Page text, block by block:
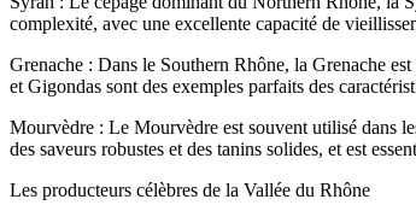
complexité, avec une excellente capacité de
Grenache : Dans le Southern Rhône, la Grenache
et Gigondas sont des exemples parfaits des
Mourvèdre : Le Mourvèdre est souvent utilisé dans
des saveurs robustes et des tanins solides, et est
Les producteurs célèbres de la Vallée du Rhône